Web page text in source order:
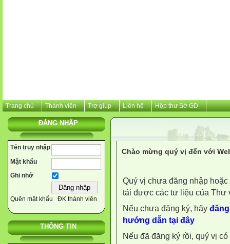
Trang chủ Thành viên Trợ giúp Liên hệ Hộp thư Sở GD
ĐĂNG NHẬP
Tên truy nhập
Mật khẩu
Ghi nhớ
Quên mật khẩu ĐK thành viên
THÔNG TIN
Chào mừng quý vị đến với
Quý vị chưa đăng nhập
tải được các tư liệu của Thư
Nếu chưa đăng ký, hãy
hướng dẫn tại đây
Nếu đã đăng ký rồi, quý vị